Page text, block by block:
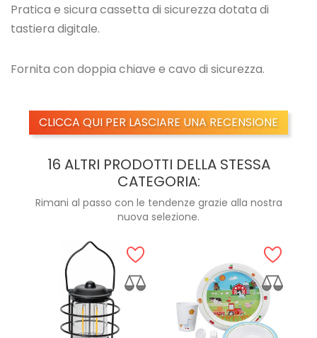
Pratica e sicura cassetta di sicurezza dotata di
tastiera digitale.
Fornita con doppia chiave e cavo di sicurezza.
CLICCA QUI PER LASCIARE UNA RECENSIONE
16 ALTRI PRODOTTI DELLA STESSA
CATEGORIA:
Rimani al passo con le tendenze grazie alla nostra
nuova selezione.